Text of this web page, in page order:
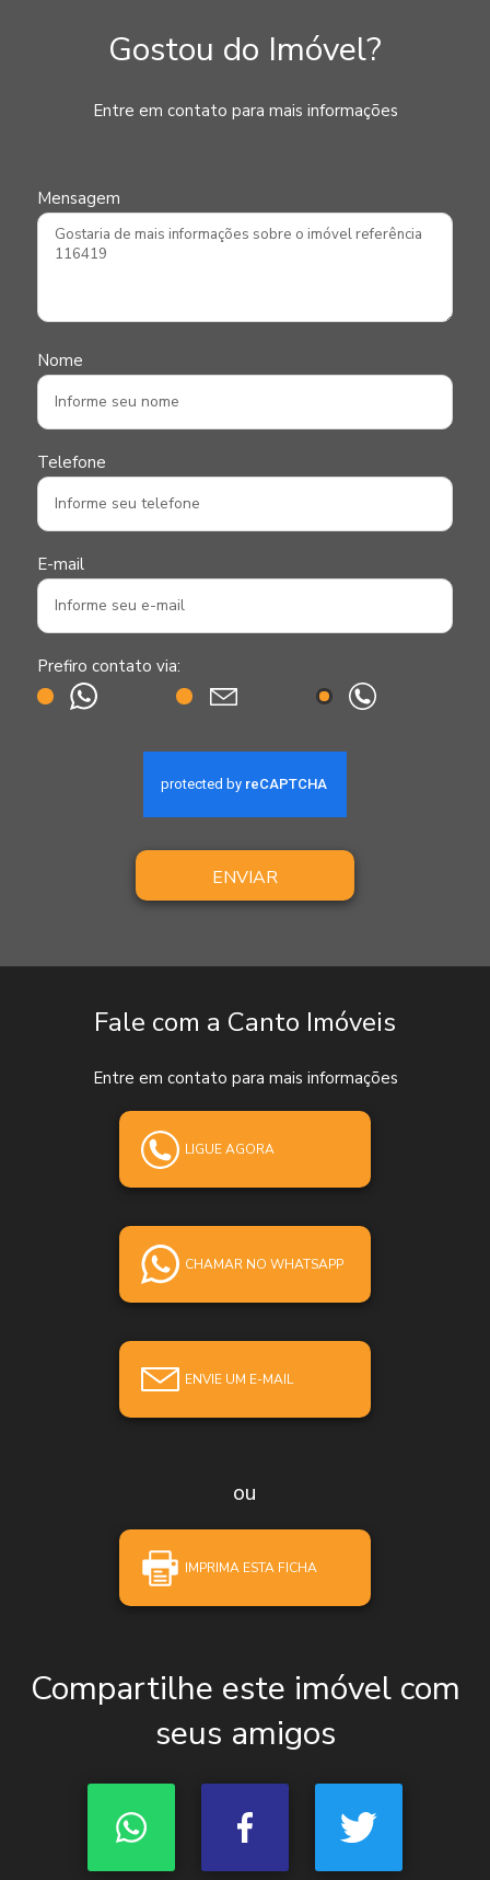
Gostou do Imóvel?
Entre em contato para mais informações
Mensagem
Nome
Telefone
E-mail
Prefiro contato via:
ENVIAR
Fale com a Canto Imóveis
Entre em contato para mais informações
LIGUE AGORA
CHAMAR NO WHATSAPP
ENVIE UM E-MAIL
ou
IMPRIMA ESTA FICHA
Compartilhe este imóvel com
seus amigos